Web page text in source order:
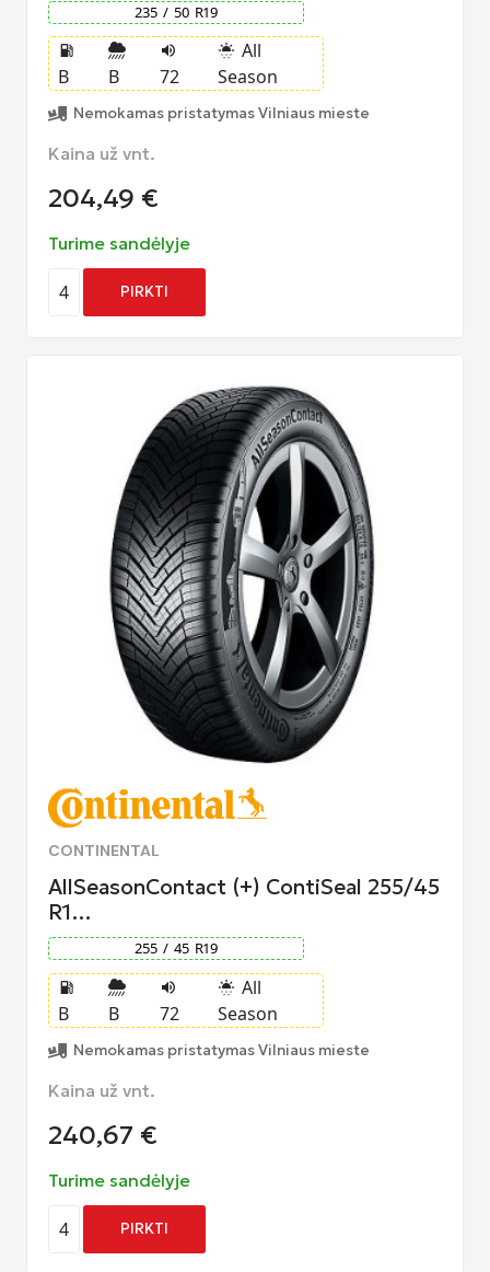
235 / 50 R19
local_gas_station
B B
volume_up
72
sunny_snowing All
Season
Nemokamas pristatymas Vilniaus mieste
Kaina už vnt.
204,49 €
Turime sandėlyje
4 PIRKTI
CONTINENTAL
AllSeasonContact (+) ContiSeal 255/45
R1…
255 / 45 R19
local_gas_station
B B
volume_up
72
sunny_snowing All
Season
Nemokamas pristatymas Vilniaus mieste
Kaina už vnt.
240,67 €
Turime sandėlyje
4 PIRKTI